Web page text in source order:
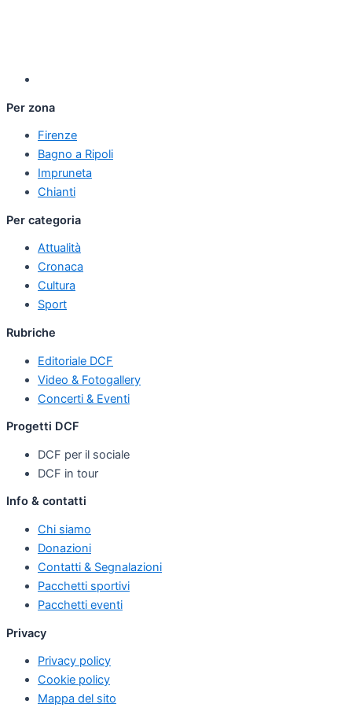
Per zona
Firenze
Bagno a Ripoli
Impruneta
Chianti
Per categoria
Attualità
Cronaca
Cultura
Sport
Rubriche
Editoriale DCF
Video & Fotogallery
Concerti & Eventi
Progetti DCF
DCF per il sociale
DCF in tour
Info & contatti
Chi siamo
Donazioni
Contatti & Segnalazioni
Pacchetti sportivi
Pacchetti eventi
Privacy
Privacy policy
Cookie policy
Mappa del sito